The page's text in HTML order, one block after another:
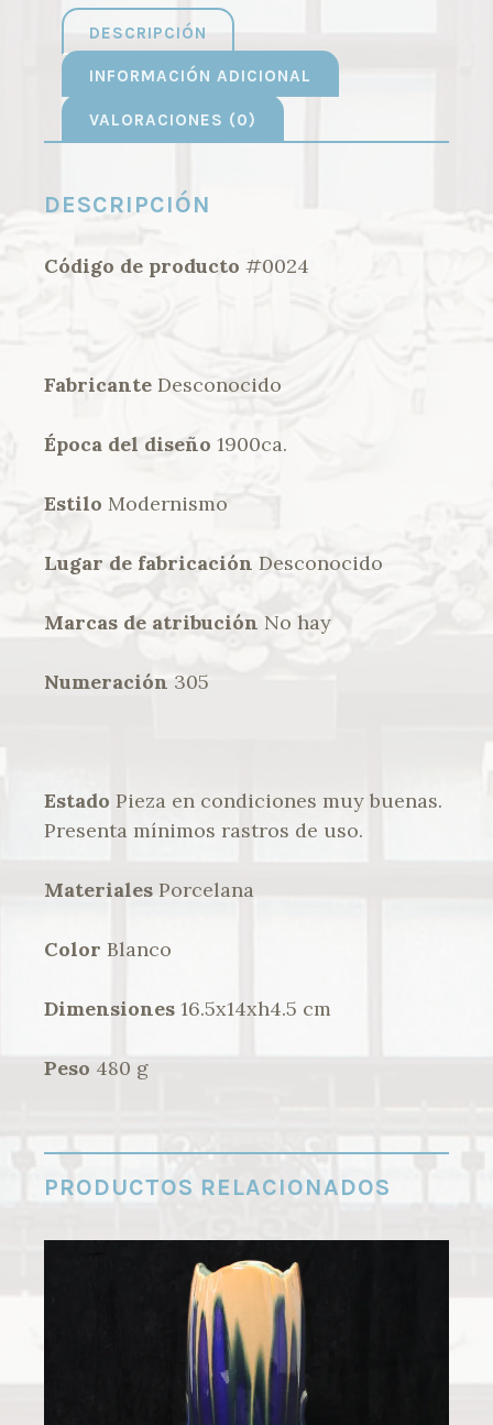
DESCRIPCIÓN
INFORMACIÓN ADICIONAL
VALORACIONES (0)
DESCRIPCIÓN
Código de producto #0024
Fabricante Desconocido
Época del diseño 1900ca.
Estilo Modernismo
Lugar de fabricación Desconocido
Marcas de atribución No hay
Numeración 305
Estado Pieza en condiciones muy buenas.
Presenta mínimos rastros de uso.
Materiales Porcelana
Color Blanco
Dimensiones 16.5x14xh4.5 cm
Peso 480 g
PRODUCTOS RELACIONADOS